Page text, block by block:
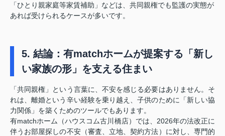
「ひとり親家庭等家賃補助」などは、共同親権でも監護の実態が
あれば受けられるケースが多いです。
5. 結論：有matchホームが提案する「新し
い家族の形」を支える住まい
「共同親権」という言葉に、不安を感じる必要はありません。そ
れは、離婚という辛い経験を乗り越え、子供のために「新しい協
力関係」を築くためのツールでもあります。
有matchホーム（ハウスコム古川橋店）では、2026年の法改正に
伴うお部屋探しの不安（審査、立地、契約方法）に対し、専門的